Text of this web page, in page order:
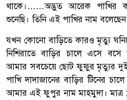
থাকে।……অদ্ভুত আরেক পাখির
শুনেছি। তিনি এই পাখির নাম বলেছেন
যখন কোনো বাড়িতে কারও মৃত্যু
নিশিরাতে বাড়ির চালে এসে
আমার সবচেয়ে ছোট ফুফুর মৃত্যুর
পাখি দাদাজানের বাড়ির টিনের
আমার এই ফুপুর নাম মাহমুদা।